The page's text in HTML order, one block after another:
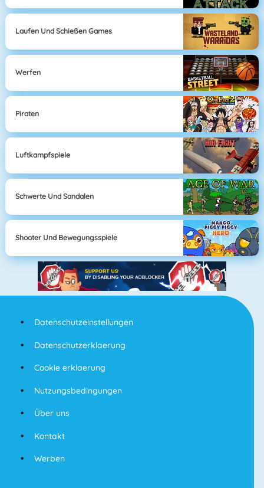
Laufen Und Schießen Games
Werfen
Piraten
Luftkampfspiele
Schwerte Und Sandalen
Shooter Und Bewegungsspiele
Datenschutzeinstellungen
Datenschutzerklaerung
Cookie erklaerung
Nutzungsbedingungen
Über uns
Kontakt
Werben